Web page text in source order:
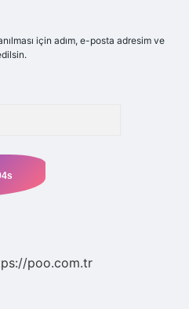
için adım, e-posta adresim ve
poo.com.tr